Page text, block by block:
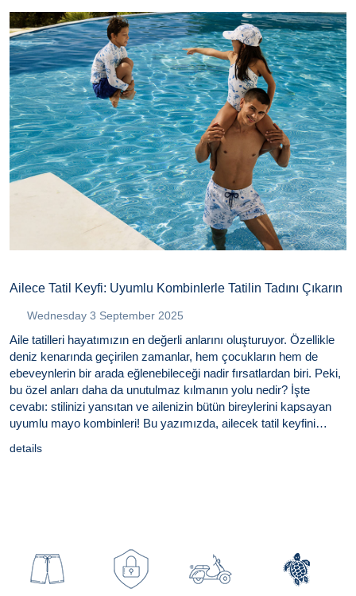
Ailece Tatil Keyfi: Uyumlu Kombinlerle Tatilin Tadını Çıkarın
Wednesday 3 September 2025
Aile tatilleri hayatımızın en değerli anlarını oluşturuyor. Özellikle
deniz kenarında geçirilen zamanlar, hem çocukların hem de
ebeveynlerin bir arada eğlenebileceği nadir fırsatlardan biri. Peki,
bu özel anları daha da unutulmaz kılmanın yolu nedir? İşte
cevabı: stilinizi yansıtan ve ailenizin bütün bireylerini kapsayan
uyumlu mayo kombinleri! Bu yazımızda, ailecek tatil keyfini
keşfedeceksiniz.
details